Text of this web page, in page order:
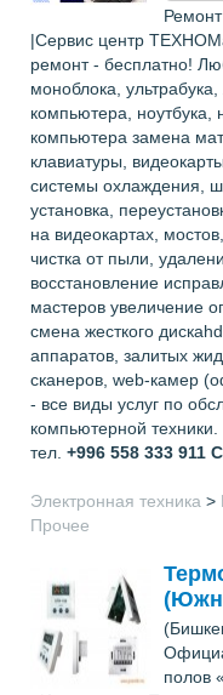
Ремонт
|Сервис центр
ремонт - бесплатно!
моноблока,
компьютера, ноутбука,
компьютера замена
клавиатуры,
системы охлаждения,
установка,
на видеокартах,
чистка от пыли,
восстановление
мастеров увеличение
смена жесткого
аппаратов, залитых
сканеров, web-камер
- все виды услуг по
компьютерной
тел. +996 558 333 911
Электронная техника >
Прочее
полов